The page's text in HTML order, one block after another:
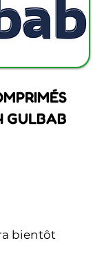
GULBAB
bientôt